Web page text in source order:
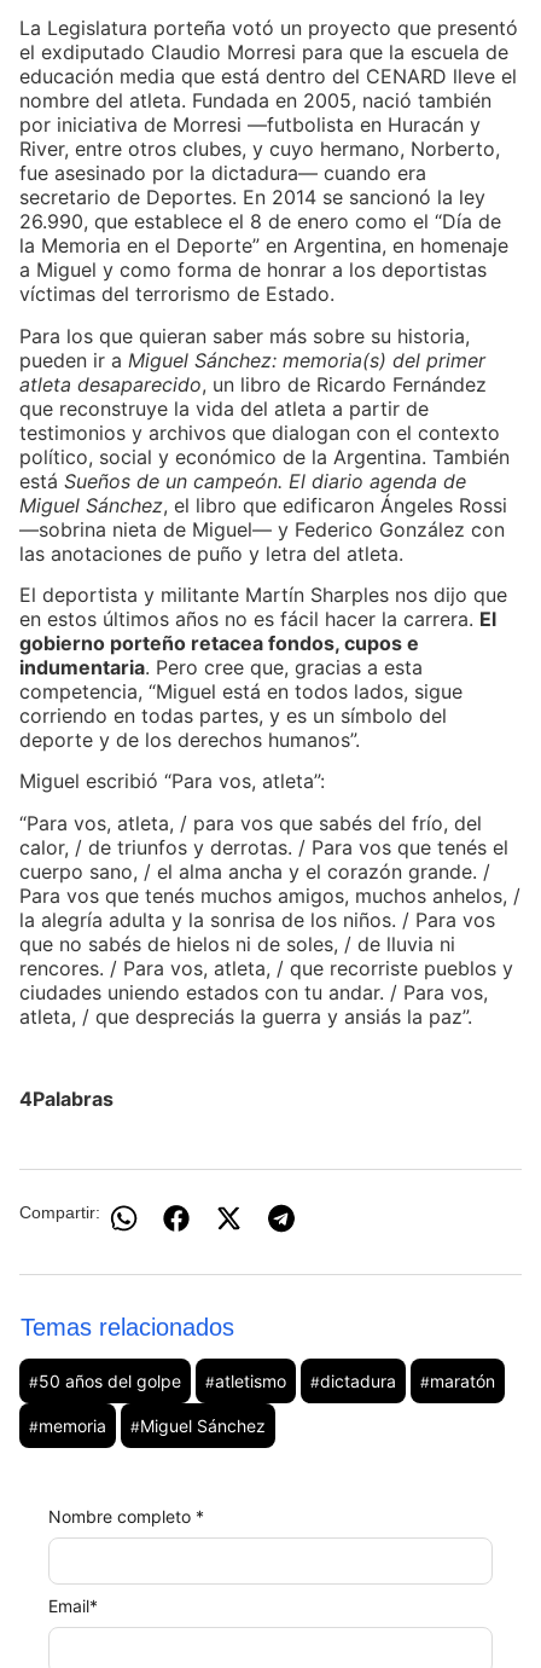
La Legislatura porteña votó un proyecto que presentó
el exdiputado Claudio Morresi para que la escuela de
educación media que está dentro del CENARD lleve el
nombre del atleta. Fundada en 2005, nació también
por iniciativa de Morresi —futbolista en Huracán y
River, entre otros clubes, y cuyo hermano, Norberto,
fue asesinado por la dictadura— cuando era
secretario de Deportes. En 2014 se sancionó la ley
26.990, que establece el 8 de enero como el “Día de
la Memoria en el Deporte” en Argentina, en homenaje
a Miguel y como forma de honrar a los deportistas
víctimas del terrorismo de Estado.
Para los que quieran saber más sobre su historia,
pueden ir a Miguel Sánchez: memoria(s) del primer
atleta desaparecido, un libro de Ricardo Fernández
que reconstruye la vida del atleta a partir de
testimonios y archivos que dialogan con el contexto
político, social y económico de la Argentina. También
está Sueños de un campeón. El diario agenda de
Miguel Sánchez, el libro que edificaron Ángeles Rossi
—sobrina nieta de Miguel— y Federico González con
las anotaciones de puño y letra del atleta.
El deportista y militante Martín Sharples nos dijo que
en estos últimos años no es fácil hacer la carrera. El
gobierno porteño retacea fondos, cupos e
indumentaria. Pero cree que, gracias a esta
competencia, “Miguel está en todos lados, sigue
corriendo en todas partes, y es un símbolo del
deporte y de los derechos humanos”.
Miguel escribió “Para vos, atleta”:
“Para vos, atleta, / para vos que sabés del frío, del
calor, / de triunfos y derrotas. / Para vos que tenés el
cuerpo sano, / el alma ancha y el corazón grande. /
Para vos que tenés muchos amigos, muchos anhelos, /
la alegría adulta y la sonrisa de los niños. / Para vos
que no sabés de hielos ni de soles, / de lluvia ni
rencores. / Para vos, atleta, / que recorriste pueblos y
ciudades uniendo estados con tu andar. / Para vos,
atleta, / que despreciás la guerra y ansiás la paz”.
4Palabras
Compartir:
Temas relacionados
#50 años del golpe #atletismo #dictadura #maratón
#memoria #Miguel Sánchez
Nombre completo *
Email*